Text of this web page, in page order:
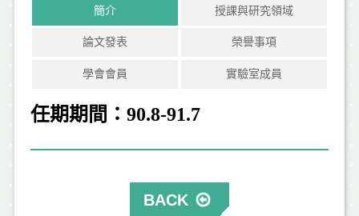
簡介
任期期間：90.8-91.7
授課與研究領域
論文發表 榮譽事項
學會會員 實驗室成員
BACK